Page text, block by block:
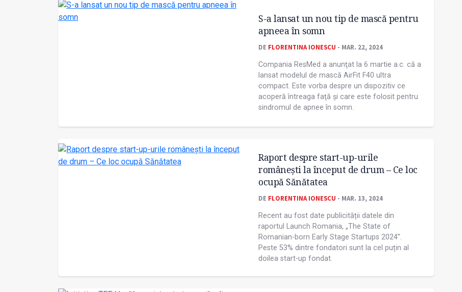
S-a lansat un nou tip de mască pentru
apneea în somn
DE FLORENTINA IONESCU - MAR. 22, 2024
Compania ResMed a anunţat la 6 martie a.c. că a
lansat modelul de mască AirFit F40 ultra
compact. Este vorba despre un dispozitiv ce
acoperă întreaga faţă și care este folosit pentru
sindromul de apnee în somn.
Raport despre start-up-urile
românești la început de drum – Ce loc
ocupă Sănătatea
DE FLORENTINA IONESCU - MAR. 13, 2024
Recent au fost date publicității datele din
raportul Launch Romania, „The State of
Romanian-born Early Stage Startups 2024”.
Peste 53% dintre fondatori sunt la cel puțin al
doilea start-up fondat.